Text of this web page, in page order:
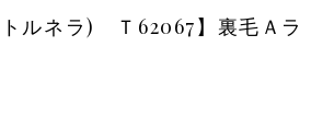
トルネラ) Ｔ62067】裏毛Ａラ